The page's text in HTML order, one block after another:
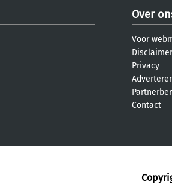
Over
Voor
Disclaimer
Privacy
Contact